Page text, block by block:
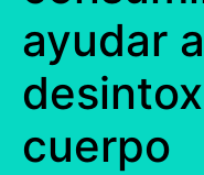
ayudar
cuerpo